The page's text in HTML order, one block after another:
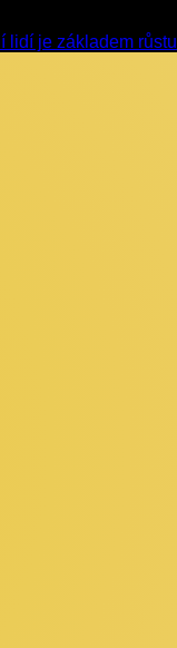
lidí je základem růstu